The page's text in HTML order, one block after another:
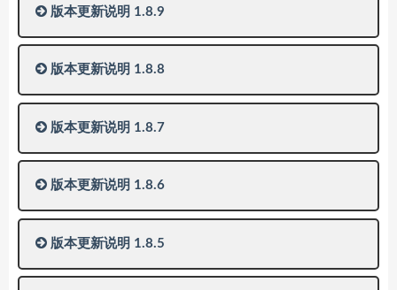
版本更新说明 1.8.9
版本更新说明 1.8.8
版本更新说明 1.8.7
版本更新说明 1.8.6
版本更新说明 1.8.5